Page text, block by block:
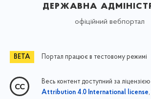
державна
офіційний вебпортал
Портал працює в тестовому режимі
Весь контент доступний за ліцензією
Attribution 4.0 International license